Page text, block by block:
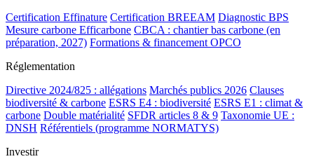
Certification Effinature Certification BREEAM Diagnostic BPS
Mesure carbone Efficarbone CBCA : chantier bas carbone (en
préparation, 2027) Formations & financement OPCO
Réglementation
Directive 2024/825 : allégations Marchés publics 2026 Clauses
biodiversité & carbone ESRS E4 : biodiversité ESRS E1 : climat &
carbone Double matérialité SFDR articles 8 & 9 Taxonomie UE :
DNSH Référentiels (programme NORMATYS)
Investir